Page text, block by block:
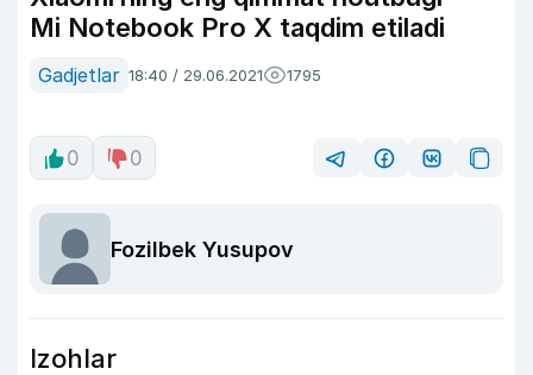
Mi Notebook Pro X taqdim etiladi
Gadjetlar 18:40 / 29.06.2021 1795
0 0
Fozilbek Yusupov
Izohlar